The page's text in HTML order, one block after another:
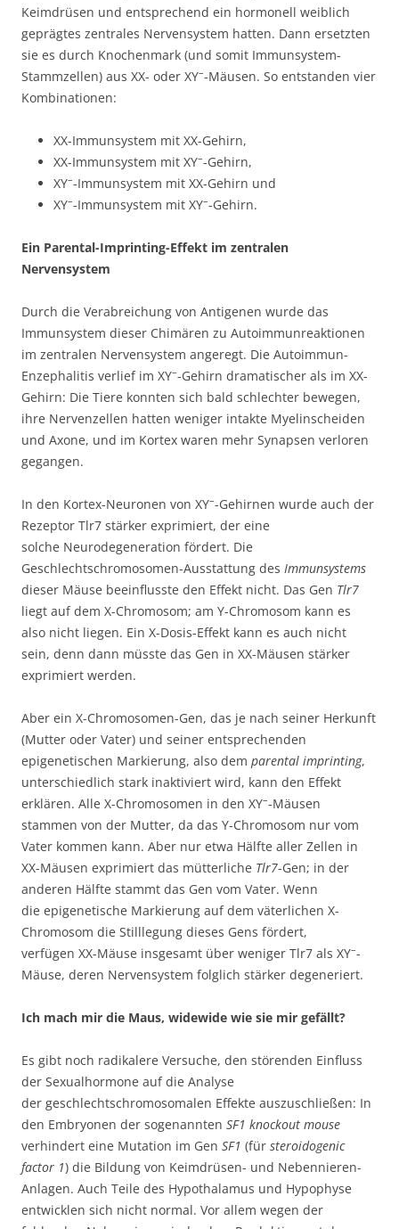
Keimdrüsen und entsprechend ein hormonell weiblich
geprägtes zentrales Nervensystem hatten. Dann ersetzten
sie es durch Knochenmark (und somit Immunsystem-
Stammzellen) aus XX- oder XY–-Mäusen. So entstanden vier
Kombinationen:
XX-Immunsystem mit XX-Gehirn,
XX-Immunsystem mit XY–-Gehirn,
XY–-Immunsystem mit XX-Gehirn und
XY–-Immunsystem mit XY–-Gehirn.
Ein Parental-Imprinting-Effekt im zentralen
Nervensystem
Durch die Verabreichung von Antigenen wurde das
Immunsystem dieser Chimären zu Autoimmunreaktionen
im zentralen Nervensystem angeregt. Die Autoimmun-
Enzephalitis verlief im XY–-Gehirn dramatischer als im XX-
Gehirn: Die Tiere konnten sich bald schlechter bewegen,
ihre Nervenzellen hatten weniger intakte Myelinscheiden
und Axone, und im Kortex waren mehr Synapsen verloren
gegangen.
In den Kortex-Neuronen von XY–-Gehirnen wurde auch der
Rezeptor Tlr7 stärker exprimiert, der eine
solche Neurodegeneration fördert. Die
Geschlechtschromosomen-Ausstattung des Immunsystems
dieser Mäuse beeinflusste den Effekt nicht. Das Gen Tlr7
liegt auf dem X-Chromosom; am Y-Chromosom kann es
also nicht liegen. Ein X-Dosis-Effekt kann es auch nicht
sein, denn dann müsste das Gen in XX-Mäusen stärker
exprimiert werden.
Aber ein X-Chromosomen-Gen, das je nach seiner Herkunft
(Mutter oder Vater) und seiner entsprechenden
epigenetischen Markierung, also dem parental imprinting,
unterschiedlich stark inaktiviert wird, kann den Effekt
erklären. Alle X-Chromosomen in den XY–-Mäusen
stammen von der Mutter, da das Y-Chromosom nur vom
Vater kommen kann. Aber nur etwa Hälfte aller Zellen in
XX-Mäusen exprimiert das mütterliche Tlr7-Gen; in der
anderen Hälfte stammt das Gen vom Vater. Wenn
die epigenetische Markierung auf dem väterlichen X-
Chromosom die Stilllegung dieses Gens fördert,
verfügen XX-Mäuse insgesamt über weniger Tlr7 als XY–-
Mäuse, deren Nervensystem folglich stärker degeneriert.
Ich mach mir die Maus, widewide wie sie mir gefällt?
Es gibt noch radikalere Versuche, den störenden Einfluss
der Sexualhormone auf die Analyse
der geschlechtschromosomalen Effekte auszuschließen: In
den Embryonen der sogenannten SF1 knockout mouse
verhindert eine Mutation im Gen SF1 (für steroidogenic
factor 1) die Bildung von Keimdrüsen- und Nebennieren-
Anlagen. Auch Teile des Hypothalamus und Hypophyse
entwicklen sich nicht normal. Vor allem wegen der